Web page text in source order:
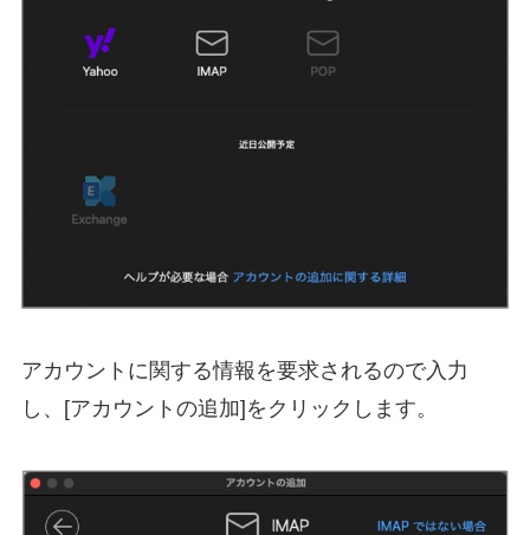
アカウントに関する情報を要求されるので入力
し、[アカウントの追加]をクリックします。